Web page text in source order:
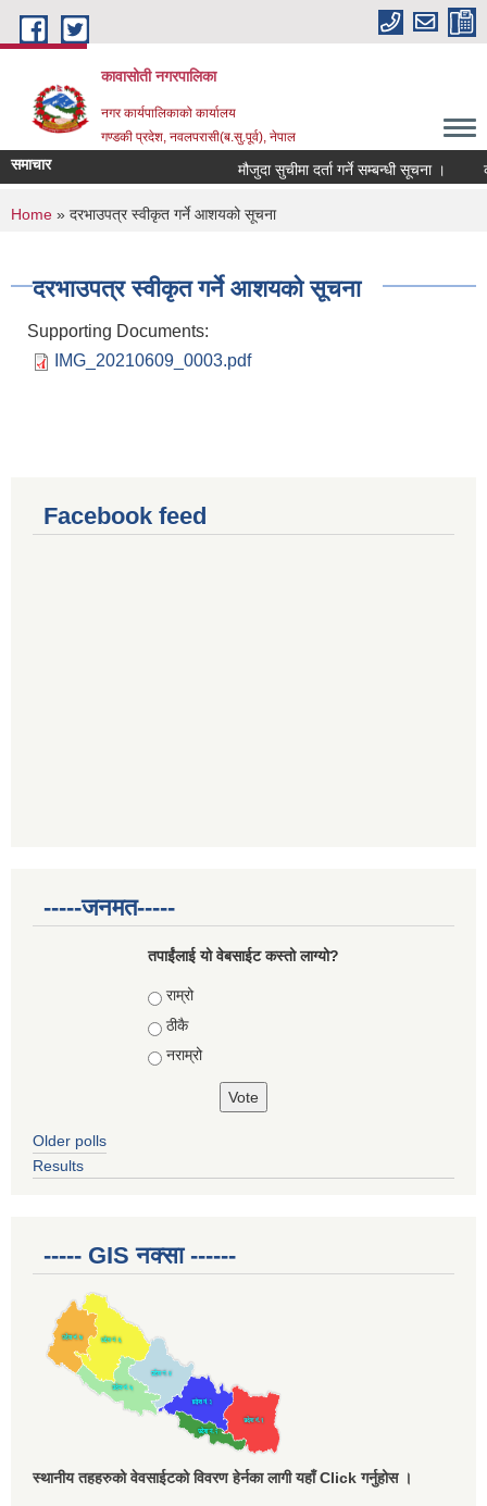
Skip to main content
कावासोती नगरपालिका
नगर कार्यपालिकाको कार्यालय
गण्डकी प्रदेश, नवलपरासी(ब.सु.पूर्व), नेपाल
समाचार मौजुदा सुचीमा दर्ता गर्ने सम्बन्धी सूचना ।
You are here
Home » दरभाउपत्र स्वीकृत गर्ने आशयको सूचना
दरभाउपत्र स्वीकृत गर्ने आशयको सूचना
Supporting Documents:
IMG_20210609_0003.pdf
Facebook feed
-----जनमत-----
तपाईंलाई यो वेबसाईट कस्तो लाग्यो?
Choices
राम्रो
ठीकै
नराम्रो
Older polls
Results
----- GIS नक्सा ------
स्थानीय तहहरुको वेवसाईटको विवरण हेर्नका लागी यहाँ Click गर्नुहोस ।